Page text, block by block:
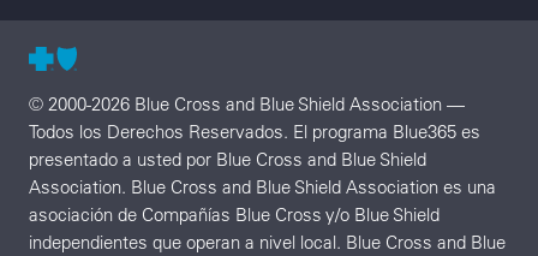
© 2000-2026 Blue Cross and Blue Shield Association —
Todos los Derechos Reservados. El programa Blue365 es
presentado a usted por Blue Cross and Blue Shield
Association. Blue Cross and Blue Shield Association es una
asociación de Compañías Blue Cross y/o Blue Shield
independientes que operan a nivel local. Blue Cross and Blue